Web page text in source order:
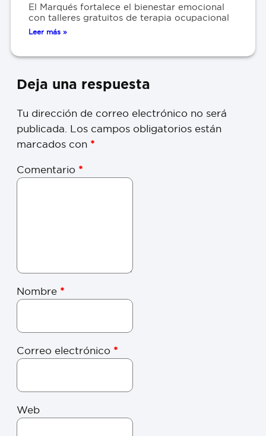
El Marqués fortalece el bienestar emocional
con talleres gratuitos de terapia ocupacional
Leer más »
Deja una respuesta
Tu dirección de correo electrónico no será
publicada. Los campos obligatorios están
marcados con *
Comentario *
Nombre *
Correo electrónico *
Web